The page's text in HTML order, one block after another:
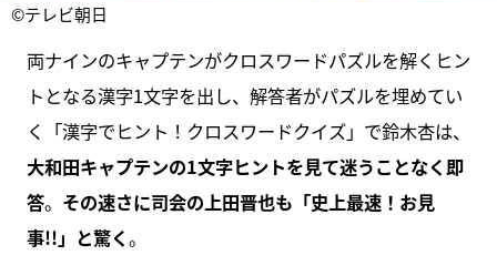
©テレビ朝日
両ナインのキャプテンがクロスワードパズルを解くヒン
トとなる漢字1文字を出し、解答者がパズルを埋めてい
く「漢字でヒント！クロスワードクイズ」で鈴木杏は、
大和田キャプテンの1文字ヒントを見て迷うことなく即
答。 その速さに司会の上田晋也も「史上最速！お見
事!!」と驚く。